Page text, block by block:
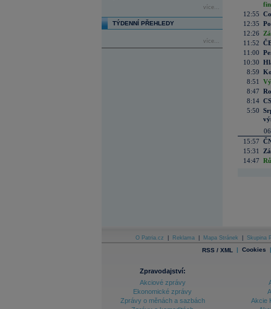
více...
TÝDENNÍ PŘEHLEDY
více...
12:55
12:35
12:26
11:52
11:00
10:30
8:59
8:51
8:47
8:14
5:50
15:57
15:31
14:47
O Patria.cz Reklama Mapa Stránek Skupina
RSS / XML | Cookies |
Zpravodajství:
Akciové zprávy
Ekonomické zprávy
Zprávy o měnách a sazbách
Akcie